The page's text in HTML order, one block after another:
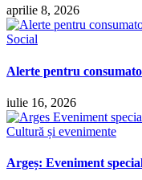
aprilie 8, 2026
Social
Alerte pentru
iulie 16, 2026
Cultură și evenimente
Argeș: Eveniment